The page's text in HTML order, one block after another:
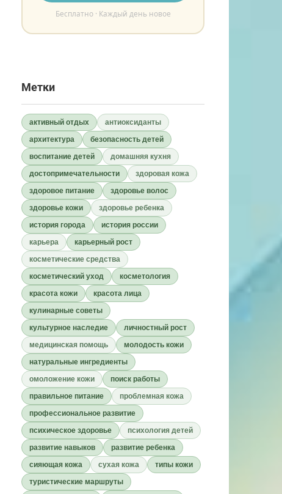
Бесплатно · Каждый день новое
Метки
активный отдых
антиоксиданты
архитектура
безопасность детей
воспитание детей
домашняя кухня
достопримечательности
здоровая кожа
здоровое питание
здоровье волос
здоровье кожи
здоровье ребенка
история города
история россии
карьера
карьерный рост
косметические средства
косметический уход
косметология
красота кожи
красота лица
кулинарные советы
культурное наследие
личностный рост
медицинская помощь
молодость кожи
натуральные ингредиенты
омоложение кожи
поиск работы
правильное питание
проблемная кожа
профессиональное развитие
психическое здоровье
психология детей
развитие навыков
развитие ребенка
сияющая кожа
сухая кожа
типы кожи
туристические маршруты